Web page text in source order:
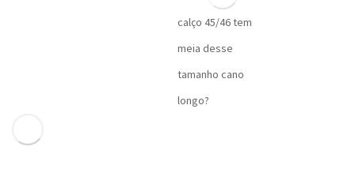
calço 45/46 tem
meia desse
tamanho cano
longo?